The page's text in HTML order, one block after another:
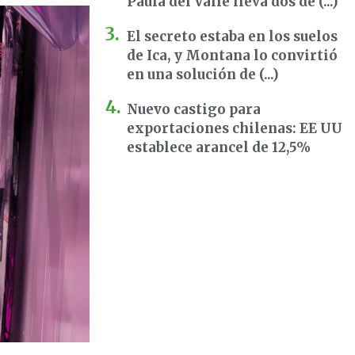
El secreto estaba en los suelos
de Ica, y Montana lo convirtió
en una solución de (...)
Nuevo castigo para
exportaciones chilenas: EE UU
establece arancel de 12,5%